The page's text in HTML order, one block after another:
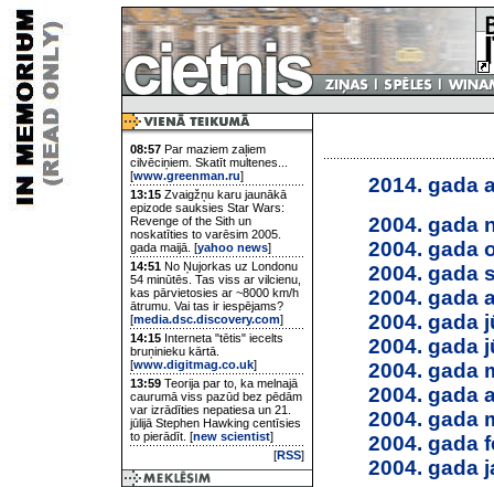
08:57 Par maziem zaļiem
cilvēciņiem. Skatīt multenes...
[www.greenman.ru]
13:15 Zvaigžņu karu jaunākā
epizode sauksies Star Wars:
Revenge of the Sith un
noskatīties to varēsim 2005.
gada maijā. [yahoo news]
14:51 No Ņujorkas uz Londonu
54 minūtēs. Tas viss ar vilcienu,
kas pārvietosies ar ~8000 km/h
ātrumu. Vai tas ir iespējams?
[media.dsc.discovery.com]
14:15 Interneta "tētis" iecelts
bruņinieku kārtā.
[www.digitmag.co.uk]
13:59 Teorija par to, ka melnajā
caurumā viss pazūd bez pēdām
var izrādīties nepatiesa un 21.
jūlijā Stephen Hawking centīsies
to pierādīt. [new scientist]
[RSS]
2014. gada
2004. gada
2004. gada
2004. gada
2004. gada
2004. gada
2004. gada
2004. gada
2004. gada
2004. gada
2004. gada
2004. gada